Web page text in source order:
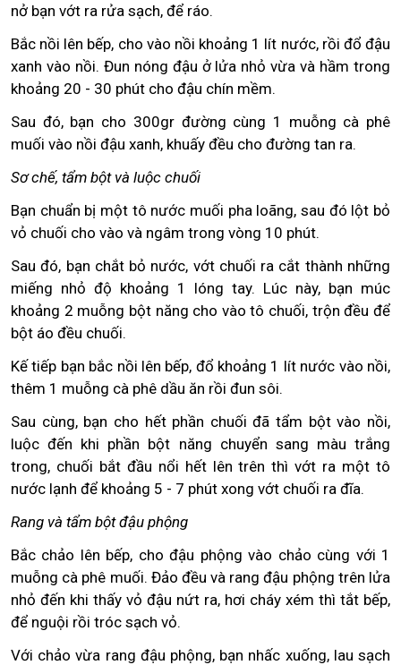
nở bạn vớt ra rửa sạch, để ráo.
Bắc nồi lên bếp, cho vào nồi khoảng 1 lít nước, rồi đổ đậu
xanh vào nồi. Đun nóng đậu ở lửa nhỏ vừa và hầm trong
khoảng 20 - 30 phút cho đậu chín mềm.
Sau đó, bạn cho 300gr đường cùng 1 muỗng cà phê
muối vào nồi đậu xanh, khuấy đều cho đường tan ra.
Sơ chế, tẩm bột và luộc chuối
Bạn chuẩn bị một tô nước muối pha loãng, sau đó lột bỏ
vỏ chuối cho vào và ngâm trong vòng 10 phút.
Sau đó, bạn chắt bỏ nước, vớt chuối ra cắt thành những
miếng nhỏ độ khoảng 1 lóng tay. Lúc này, bạn múc
khoảng 2 muỗng bột năng cho vào tô chuối, trộn đều để
bột áo đều chuối.
Kế tiếp bạn bắc nồi lên bếp, đổ khoảng 1 lít nước vào nồi,
thêm 1 muỗng cà phê dầu ăn rồi đun sôi.
Sau cùng, bạn cho hết phần chuối đã tẩm bột vào nồi,
luộc đến khi phần bột năng chuyển sang màu trắng
trong, chuối bắt đầu nổi hết lên trên thì vớt ra một tô
nước lạnh để khoảng 5 - 7 phút xong vớt chuối ra đĩa.
Rang và tẩm bột đậu phộng
Bắc chảo lên bếp, cho đậu phộng vào chảo cùng với 1
muỗng cà phê muối. Đảo đều và rang đậu phộng trên lửa
nhỏ đến khi thấy vỏ đậu nứt ra, hơi cháy xém thì tắt bếp,
để nguội rồi tróc sạch vỏ.
Với chảo vừa rang đậu phộng, bạn nhấc xuống, lau sạch